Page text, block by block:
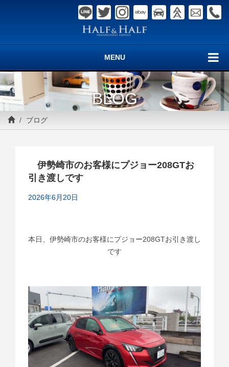
MENU
BLOG
ブログ
伊勢崎市のお客様にプジョー208GTお
引き渡しです
2026年6月20日
本日、伊勢崎市のお客様にプジョー208GTお引き渡し
です